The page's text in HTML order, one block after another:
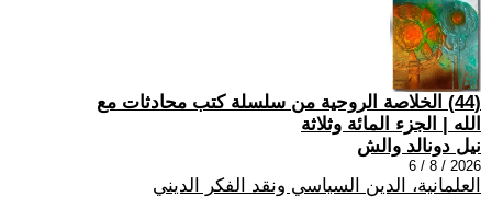
(44) الخلاصة الروحية من سلسلة كتب محادثات مع
الله | الجزء المائة وثلاثة
نيل دونالد والش
2026 / 8 / 6
العلمانية، الدين السياسي ونقد الفكر الديني